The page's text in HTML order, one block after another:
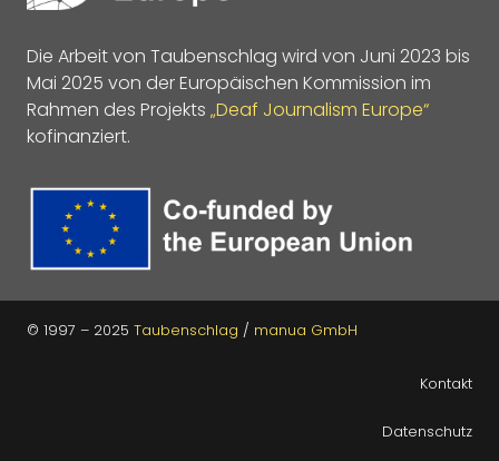
Die Arbeit von Taubenschlag wird von Juni 2023 bis
Mai 2025 von der Europäischen Kommission im
Rahmen des Projekts „Deaf Journalism Europe“
kofinanziert.
© 1997 – 2025 Taubenschlag / manua GmbH
Kontakt
Datenschutz